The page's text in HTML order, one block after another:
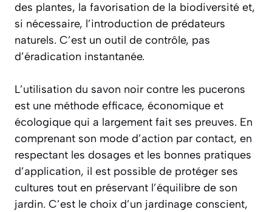
des plantes, la favorisation de la biodiversité et,
si nécessaire, l’introduction de prédateurs
naturels. C’est un outil de contrôle, pas
d’éradication instantanée.
L’utilisation du savon noir contre les pucerons
est une méthode efficace, économique et
écologique qui a largement fait ses preuves. En
comprenant son mode d’action par contact, en
respectant les dosages et les bonnes pratiques
d’application, il est possible de protéger ses
cultures tout en préservant l’équilibre de son
jardin. C’est le choix d’un jardinage conscient,